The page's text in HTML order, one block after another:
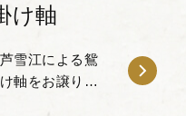
け軸
雪江による鴛
軸をお譲りい
面に浮かぶ鴛